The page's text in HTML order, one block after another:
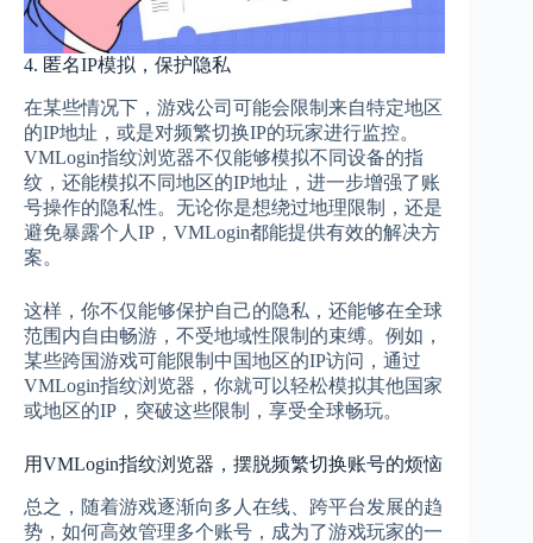
4. 匿名IP模拟，保护隐私
在某些情况下，游戏公司可能会限制来自特定地区
的IP地址，或是对频繁切换IP的玩家进行监控。
VMLogin指纹浏览器不仅能够模拟不同设备的指
纹，还能模拟不同地区的IP地址，进一步增强了账
号操作的隐私性。无论你是想绕过地理限制，还是
避免暴露个人IP，VMLogin都能提供有效的解决方
案。
这样，你不仅能够保护自己的隐私，还能够在全球
范围内自由畅游，不受地域性限制的束缚。例如，
某些跨国游戏可能限制中国地区的IP访问，通过
VMLogin指纹浏览器，你就可以轻松模拟其他国家
或地区的IP，突破这些限制，享受全球畅玩。
用VMLogin指纹浏览器，摆脱频繁切换账号的烦恼
总之，随着游戏逐渐向多人在线、跨平台发展的趋
势，如何高效管理多个账号，成为了游戏玩家的一